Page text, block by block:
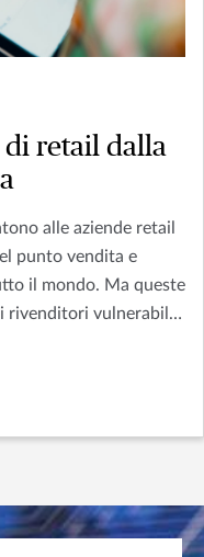
di retail dalla
alle aziende retail
punto vendita e
il mondo. Ma queste
rivenditori vulnerabili